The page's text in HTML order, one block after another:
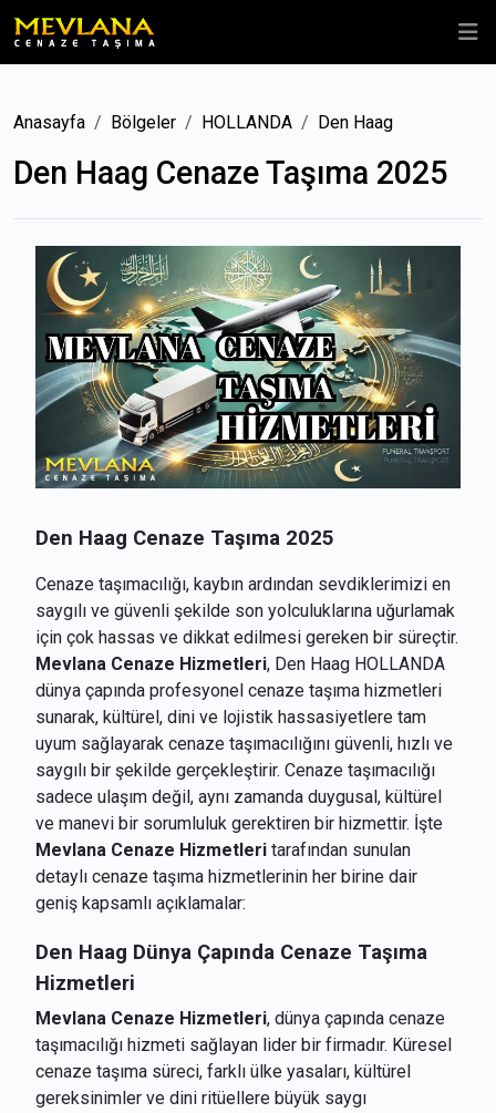
Anasayfa Bölgeler HOLLANDA Den Haag
Den Haag Cenaze Taşıma 2025
Den Haag Cenaze Taşıma 2025
Cenaze taşımacılığı, kaybın ardından sevdiklerimizi en
saygılı ve güvenli şekilde son yolculuklarına uğurlamak
için çok hassas ve dikkat edilmesi gereken bir süreçtir.
Mevlana Cenaze Hizmetleri, Den Haag HOLLANDA
dünya çapında profesyonel cenaze taşıma hizmetleri
sunarak, kültürel, dini ve lojistik hassasiyetlere tam
uyum sağlayarak cenaze taşımacılığını güvenli, hızlı ve
saygılı bir şekilde gerçekleştirir. Cenaze taşımacılığı
sadece ulaşım değil, aynı zamanda duygusal, kültürel
ve manevi bir sorumluluk gerektiren bir hizmettir. İşte
Mevlana Cenaze Hizmetleri tarafından sunulan
detaylı cenaze taşıma hizmetlerinin her birine dair
geniş kapsamlı açıklamalar:
Den Haag Dünya Çapında Cenaze Taşıma
Hizmetleri
Mevlana Cenaze Hizmetleri, dünya çapında cenaze
taşımacılığı hizmeti sağlayan lider bir firmadır. Küresel
cenaze taşıma süreci, farklı ülke yasaları, kültürel
gereksinimler ve dini ritüellere büyük saygı